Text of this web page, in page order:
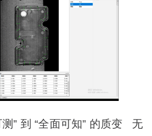
” 到 “全面可知” 的质变
无